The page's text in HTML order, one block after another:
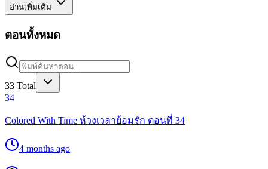
อ่านเพิ่มเติม
ตอนทั้งหมด
33 Total
34
Colored With Time ห้วงเวลาย้อมรัก ตอนที่ 34
4 months ago